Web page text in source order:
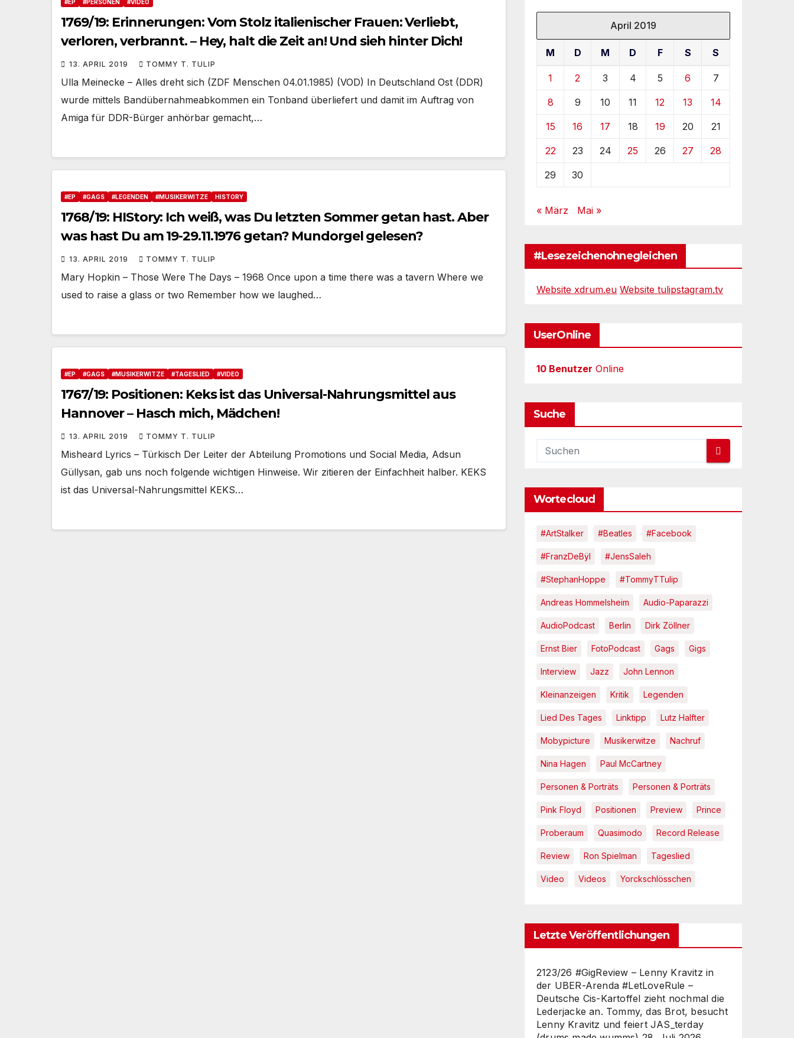
#EP #PERSONEN #VIDEO
1769/19: Erinnerungen: Vom Stolz italienischer Frauen: Verliebt,
verloren, verbrannt. – Hey, halt die Zeit an! Und sieh hinter Dich!
13. APRIL 2019 TOMMY T. TULIP
Ulla Meinecke – Alles dreht sich (ZDF Menschen 04.01.1985) (VOD) In Deutschland Ost (DDR)
wurde mittels Bandübernahmeabkommen ein Tonband überliefert und damit im Auftrag von
Amiga für DDR-Bürger anhörbar gemacht,…
#EP #GAGS #LEGENDEN #MUSIKERWITZE HISTORY
1768/19: HIStory: Ich weiß, was Du letzten Sommer getan hast. Aber
was hast Du am 19-29.11.1976 getan? Mundorgel gelesen?
13. APRIL 2019 TOMMY T. TULIP
Mary Hopkin – Those Were The Days – 1968 Once upon a time there was a tavern Where we
used to raise a glass or two Remember how we laughed…
#EP #GAGS #MUSIKERWITZE #TAGESLIED #VIDEO
1767/19: Positionen: Keks ist das Universal-Nahrungsmittel aus
Hannover – Hasch mich, Mädchen!
13. APRIL 2019 TOMMY T. TULIP
Misheard Lyrics – Türkisch Der Leiter der Abteilung Promotions und Social Media, Adsun
Güllysan, gab uns noch folgende wichtigen Hinweise. Wir zitieren der Einfachheit halber. KEKS
ist das Universal-Nahrungsmittel KEKS…
April 2019
M D M D F S S
1 2 3 4 5 6 7
8 9 10 11 12 13 14
15 16 17 18 19 20 21
22 23 24 25 26 27 28
29 30
« März Mai »
#Lesezeichenohnegleichen
Website xdrum.eu Website tulipstagram.tv
UserOnline
10 Benutzer Online
Suche
Wortecloud
#ArtStalker #Beatles #Facebook
#FranzDeBÿl #JensSaleh
#StephanHoppe #TommyTTulip
Andreas Hommelsheim Audio-Paparazzi
AudioPodcast Berlin Dirk Zöllner
Ernst Bier FotoPodcast Gags Gigs
Interview Jazz John Lennon
Kleinanzeigen Kritik Legenden
Lied Des Tages Linktipp Lutz Halfter
Mobypicture Musikerwitze Nachruf
Nina Hagen Paul McCartney
Personen & Porträts Personen & Porträts
Pink Floyd Positionen Preview Prince
Proberaum Quasimodo Record Release
Review Ron Spielman Tageslied
Video Videos Yorckschlösschen
Letzte Veröffentlichungen
2123/26 #GigReview – Lenny Kravitz in
der UBER-Arenda #LetLoveRule –
Deutsche Cis-Kartoffel zieht nochmal die
Lederjacke an. Tommy, das Brot, besucht
Lenny Kravitz und feiert JAS_terday